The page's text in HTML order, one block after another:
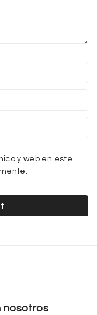
y web en este
nosotros